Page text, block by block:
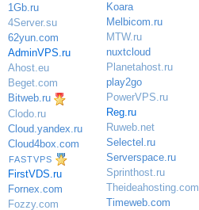
1Gb.ru
4Server.su
62yun.com
AdminVPS.ru
Ahost.eu
Beget.com
Bitweb.ru
Clodo.ru
Cloud.yandex.ru
Cloud4box.com
FASTVPS
FirstVDS.ru
Fornex.com
Fozzy.com
Koara
Melbicom.ru
MTW.ru
nuxtcloud
Planetahost.ru
play2go
PowerVPS.ru
Reg.ru
Ruweb.net
Selectel.ru
Serverspace.ru
Sprinthost.ru
Theideahosting.com
Timeweb.com